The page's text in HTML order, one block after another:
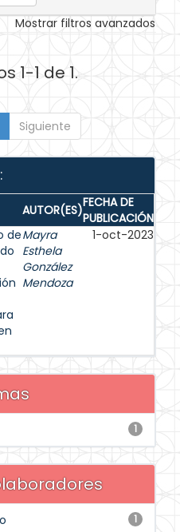
Mostrar filtros avanzados
1-1 de 1.
Siguiente
AUTOR(ES)FECHA DE
PUBLICACIÓN
deMayra
Esthela
González
Mendoza
1-oct-2023
1
1